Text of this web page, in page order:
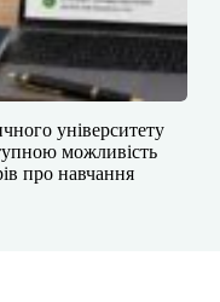
університету
можливість
про навчання